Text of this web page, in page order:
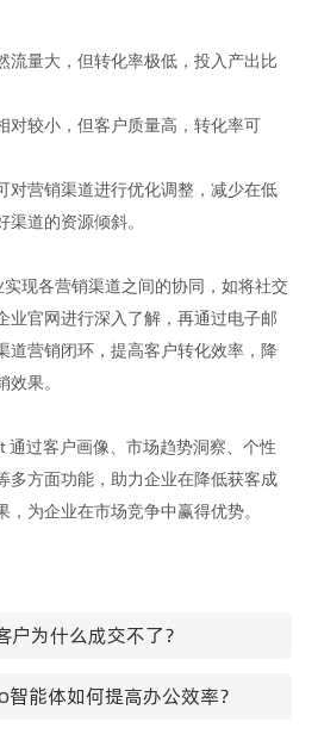
流量大，但转化率极低，投入产出比
对较小，但客户质量高，转化率可
对营销渠道进行优化调整，减少在低
渠道的资源倾斜。
实现各营销渠道之间的协同，如将社交
业官网进行深入了解，再通过电子邮
道营销闭环，提高客户转化效率，降
效果。
通过客户画像、市场趋势洞察、个性
多方面功能，助力企业在降低获客成
为企业在市场竞争中赢得优势。
户为什么成交不了？
智能体如何提高办公效率？